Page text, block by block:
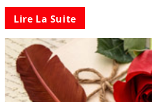
Lire La Suite